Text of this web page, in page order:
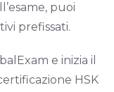
puoi
prefissati.
e inizia il
HSK